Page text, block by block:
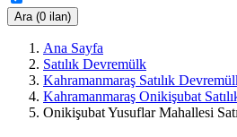
Ara (0 ilan)
Ana Sayfa
Satılık Devremülk
Kahramanmaraş Satılık
Kahramanmaraş Onikişubat
Onikişubat Yusuflar Mahallesi